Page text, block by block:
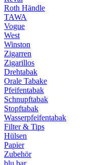
Roth Händle
TAWA
Vogue
West
Winston
Zigarren
Zigarillos
Drehtabak
Orale Tabake
Pfeifentabak
Schnupftabak
Stopftabak
Wasserpfeifentabak
Filter & Tips
Hülsen
Papier
Zubehör
blu bar